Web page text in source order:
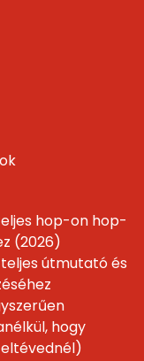
hop-on hop-
(2026)
útmutató és
hogy